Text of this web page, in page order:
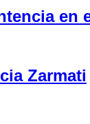
en
Zarmati